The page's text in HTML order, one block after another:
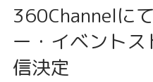
360Channelに
ー・イベント
信決定